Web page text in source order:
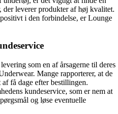
leverer produkter af høj kvalitet.
i den forbindelse, er Lounge
som en af årsagerne til deres
Mange rapporterer, at de
få dage efter bestillingen.
kundeservice, som er nem at
og løse eventuelle